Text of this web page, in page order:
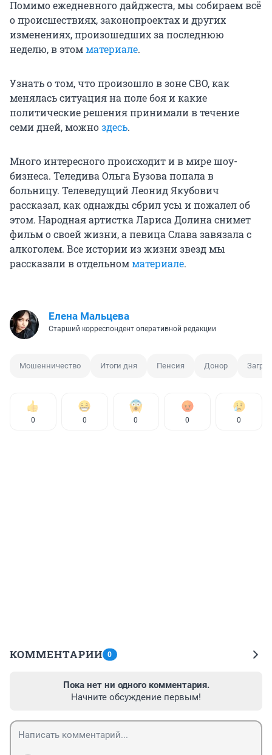
Помимо ежедневного дайджеста, мы собираем всё
о происшествиях, законопроектах и других
изменениях, произошедших за последнюю
неделю, в этомматериале.
Узнать о том, что произошло в зоне СВО, как
менялась ситуация на поле боя и какие
политические решения принимали в течение
семи дней, можноздесь.
Много интересного происходит и в мире шоу-
бизнеса. Теледива Ольга Бузова попала в
больницу. Телеведущий Леонид Якубович
рассказал, как однажды сбрил усы и пожалел об
этом. Народная артистка Лариса Долина снимет
фильм о своей жизни, а певица Слава завязала с
алкоголем. Все истории из жизни звезд мы
рассказали в отдельномматериале.
Елена Мальцева
Старший корреспондент оперативной редакции
Мошенничество Итоги дня Пенсия Донор
0 0 0 0 0
КОММЕНТАРИИ 0
Пока нет ни одного комментария.
Начните обсуждение первым!